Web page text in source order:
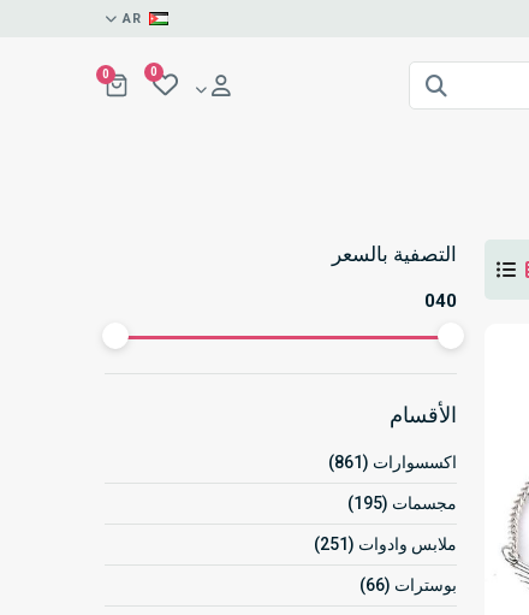
AR
0
0
التصفية بالسعر
040
الأقسام
اكسسوارات (861)
مجسمات (195)
ملابس وادوات (251)
بوسترات (66)